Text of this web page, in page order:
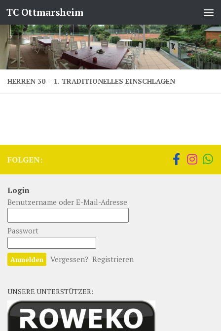
Zum Inhalt springen
TC Ottmarsheim
HERREN 30 – 1. TRADITIONELLES EINSCHLAGEN
FOLGEN:
Login
Benutzername oder E-Mail-Adresse
Passwort
Vergessen? Registrieren
UNSERE UNTERSTÜTZER: